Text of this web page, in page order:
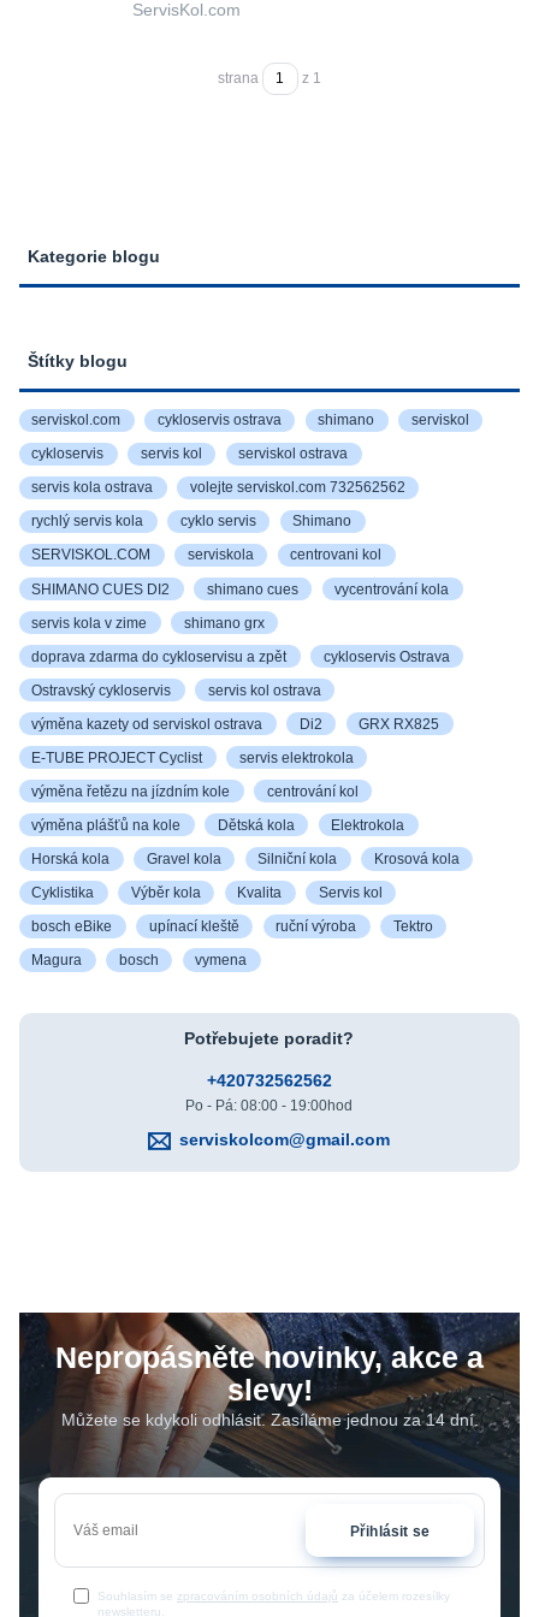
Kategorie blogu
Štítky blogu
serviskol.com cykloservis ostrava shimano serviskol
cykloservis servis kol serviskol ostrava
servis kola ostrava volejte serviskol.com 732562562
rychlý servis kola cyklo servis Shimano
SERVISKOL.COM serviskola centrovani kol
SHIMANO CUES DI2 shimano cues vycentrování kola
servis kola v zime shimano grx
doprava zdarma do cykloservisu a zpět cykloservis Ostrava
Ostravský cykloservis servis kol ostrava
výměna kazety od serviskol ostrava Di2 GRX RX825
E-TUBE PROJECT Cyclist servis elektrokola
výměna řetězu na jízdním kole centrování kol
výměna plášťů na kole Dětská kola Elektrokola
Horská kola Gravel kola Silniční kola Krosová kola
Cyklistika Výběr kola Kvalita Servis kol
bosch eBike upínací kleště ruční výroba Tektro
Magura bosch vymena
Potřebujete poradit?
+420732562562
Po - Pá: 08:00 - 19:00hod
serviskolcom@gmail.com
ServisKol.com
strana z 1
Nepropásněte novinky, akce a
slevy!
Můžete se kdykoli odhlásit. Zasíláme jednou za 14 dní.
Přihlásit se
Souhlasím se zpracováním osobních údajů za účelem rozesílky
newsletteru.